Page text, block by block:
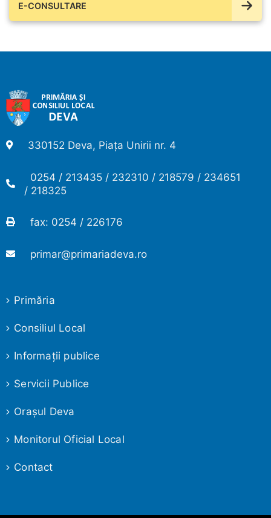
E-CONSULTARE
330152 Deva, Piața Unirii nr. 4
0254 / 213435 / 232310 / 218579 / 234651
/ 218325
fax: 0254 / 226176
primar@primariadeva.ro
Primăria
Consiliul Local
Informaţii publice
Servicii Publice
Oraşul Deva
Monitorul Oficial Local
Contact